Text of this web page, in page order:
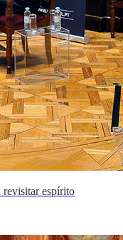
revisitar espírito